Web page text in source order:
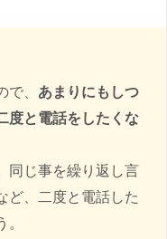
、 あまりにもしつ
度と電話をしたくな
同じ事を繰り返し言
ど、二度と電話した